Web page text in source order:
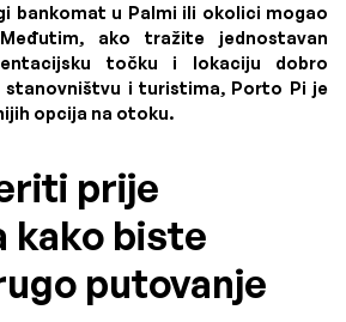
bankomat u Palmi ili okolici mogao
ako tražite jednostavan
točku i lokaciju dobro
stanovništvu i turistima, Porto Pi je
opcija na otoku.
prije
kako biste
putovanje